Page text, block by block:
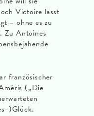
Victoire lässt
– ohne es zu
Zu Antoines
französischer
(„Die
)Glück.